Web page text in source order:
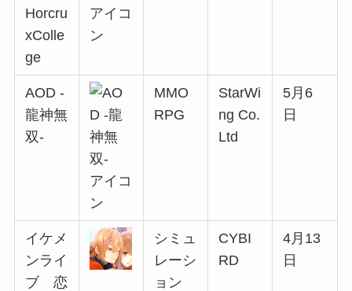
Horcru
xColle
ge
AOD -
龍神無
双-
MMO
RPG
StarWi
ng Co.
Ltd
5月6
日
イケメ
ンライ
ブ 恋
シミュ
レーシ
ョン
CYBI
RD
4月13
日